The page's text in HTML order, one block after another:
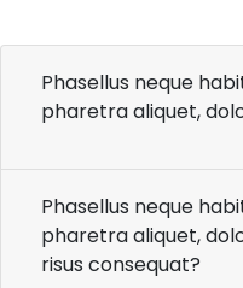
Phasellus neque
pharetra aliquet,
Phasellus neque
pharetra aliquet,
risus consequat?